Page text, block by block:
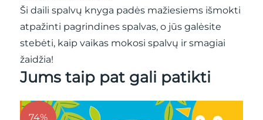
Ši daili spalvų knyga padės mažiesiems išmokti
atpažinti pagrindines spalvas, o jūs galėsite
stebėti, kaip vaikas mokosi spalvų ir smagiai
žaidžia!
Jums taip pat gali patikti
74%